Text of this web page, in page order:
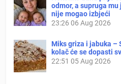
odmor, a supruga
nije mogao izbjeći
23:26 06 Aug 2026
Miks griza i jabuka –
kolač će se dopasti
22:51 05 Aug 2026